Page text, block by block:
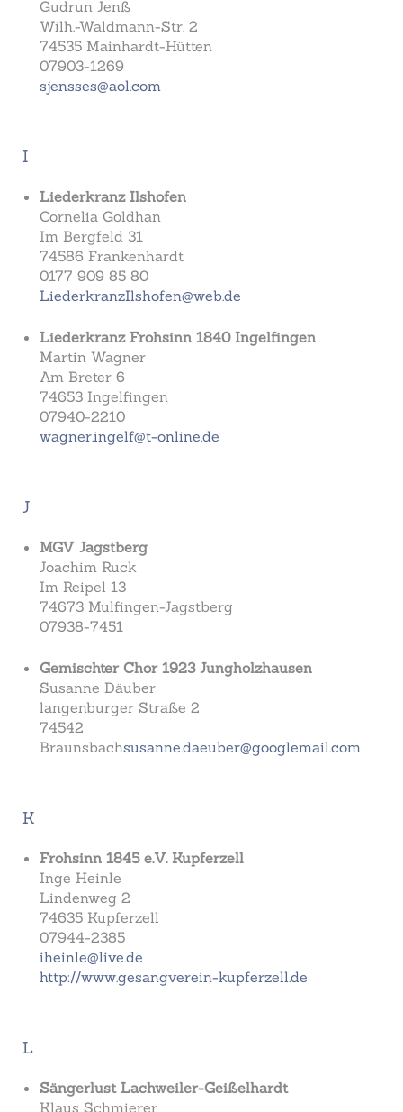
Gudrun Jenß
Wilh.-Waldmann-Str. 2
74535 Mainhardt-Hütten
07903-1269
sjensses@aol.com
I
Liederkranz Ilshofen
Cornelia Goldhan
Im Bergfeld 31
74586 Frankenhardt
0177 909 85 80
LiederkranzIlshofen@web.de
Liederkranz Frohsinn 1840 Ingelfingen
Martin Wagner
Am Breter 6
74653 Ingelfingen
07940-2210
wagner.ingelf@t-online.de
J
MGV Jagstberg
Joachim Ruck
Im Reipel 13
74673 Mulfingen-Jagstberg
07938-7451
Gemischter Chor 1923 Jungholzhausen
Susanne Däuber
langenburger Straße 2
74542
Braunsbachsusanne.daeuber@googlemail.com
K
Frohsinn 1845 e.V. Kupferzell
Inge Heinle
Lindenweg 2
74635 Kupferzell
07944-2385
iheinle@live.de
http://www.gesangverein-kupferzell.de
L
Sängerlust Lachweiler-Geißelhardt
Klaus Schmierer